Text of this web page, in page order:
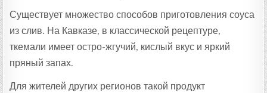
Существует множество способов приготовления соуса
из слив. На Кавказе, в классической рецептуре,
ткемали имеет остро-жгучий, кислый вкус и яркий
пряный запах.
Для жителей других регионов такой продукт